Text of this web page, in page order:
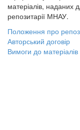
матеріалів, наданих
репозитарії МНАУ.
Положення про
Авторський договір
Вимоги до матеріалів